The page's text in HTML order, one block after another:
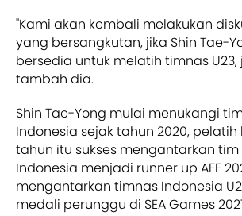
"Kami akan kembali melakukan
yang bersangkutan, jika Shin Tae-
bersedia untuk melatih timnas U23,
tambah dia.
Shin Tae-Yong mulai menukangi
Indonesia sejak tahun 2020, pelatih
tahun itu sukses mengantarkan
Indonesia menjadi runner up AFF
mengantarkan timnas Indonesia
medali perunggu di SEA Games